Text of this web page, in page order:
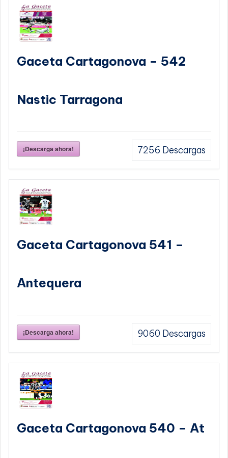
Gaceta Cartagonova – 542
Nastic Tarragona
¡Descarga ahora! 7256 Descargas
Gaceta Cartagonova 541 –
Antequera
¡Descarga ahora! 9060 Descargas
Gaceta Cartagonova 540 – At